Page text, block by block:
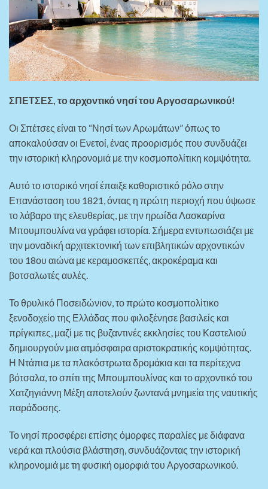
ΣΠΕΤΣΕΣ, το αρχοντικό νησί του Αργοσαρωνικού!
Οι Σπέτσες είναι το “Νησί των Αρωμάτων” όπως το
αποκαλούσαν οι Ενετοί, ένας προορισμός που συνδυάζει
την ιστορική κληρονομιά με την κοσμοπολίτικη κομψότητα.
Αυτό το ιστορικό νησί έπαιξε καθοριστικό ρόλο στην
Επανάσταση του 1821, όντας η πρώτη περιοχή που ύψωσε
το λάβαρο της ελευθερίας, με την ηρωίδα Λασκαρίνα
Μπουμπουλίνα να γράφει ιστορία. Σήμερα εντυπωσιάζει με
την μοναδική αρχιτεκτονική των επιβλητικών αρχοντικών
του 18ου αιώνα με κεραμοσκεπές, ακροκέραμα και
βοτσαλωτές αυλές.
Το θρυλικό Ποσειδώνιον, το πρώτο κοσμοπολίτικο
ξενοδοχείο της Ελλάδας που φιλοξένησε βασιλείς και
πρίγκιπες, μαζί με τις βυζαντινές εκκλησίες του Καστελιού
δημιουργούν μια ατμόσφαιρα αριστοκρατικής κομψότητας.
Η Ντάπια με τα πλακόστρωτα δρομάκια και τα περίτεχνα
βότσαλα, το σπίτι της Μπουμπουλίνας και το αρχοντικό του
Χατζηγιάννη Μέξη αποτελούν ζωντανά μνημεία της ναυτικής
παράδοσης.
Το νησί προσφέρει επίσης όμορφες παραλίες με διάφανα
νερά και πλούσια βλάστηση, συνδυάζοντας την ιστορική
κληρονομιά με τη φυσική ομορφιά του Αργοσαρωνικού.